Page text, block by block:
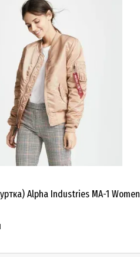
Alpha Industries MA-1 Women